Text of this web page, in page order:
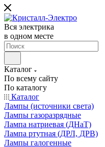
Вся электрика
в одном месте
Каталог
По всему сайту
По каталогу
Каталог
Лампы (источники света)
Лампы газоразрядные
Лампа натриевая (ДНаТ)
Лампа ртутная (ДРЛ, ДРВ)
Лампы галогенные